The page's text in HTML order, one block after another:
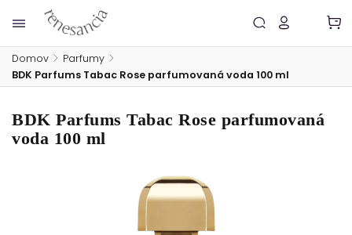
Domov / Parfumy /
BDK Parfums Tabac Rose parfumovaná voda 100 ml
BDK Parfums Tabac Rose parfumovaná
voda 100 ml